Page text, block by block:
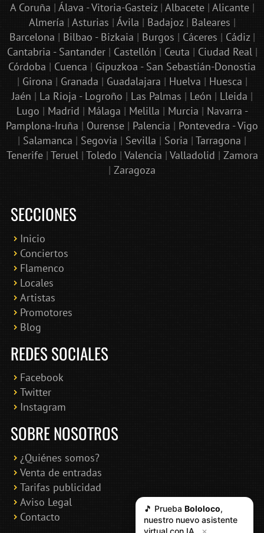
A Coruña | Álava - Vitoria-Gasteiz| Albacete| Alicante|
Almería | Asturias | Ávila | Badajoz| Baleares |
Barcelona | Bilbao - Bizkaia | Burgos | Cáceres | Cádiz|
Cantabria - Santander| Castellón | Ceuta | Ciudad Real|
Córdoba | Cuenca | Gipuzkoa - San Sebastián-Donostia
| Girona | Granada | Guadalajara | Huelva | Huesca |
Jaén | La Rioja - Logroño | Las Palmas | León | Lleida |
Lugo | Madrid | Málaga | Melilla | Murcia | Navarra -
Pamplona-Iruña | Ourense | Palencia | Pontevedra - Vigo
| Salamanca | Segovia | Sevilla | Soria | Tarragona |
Tenerife| Teruel| Toledo | Valencia | Valladolid | Zamora
| Zaragoza
SECCIONES
Inicio
Conciertos
Flamenco
Locales
Artistas
Promotores
Blog
REDES SOCIALES
Facebook
Twitter
Instagram
SOBRE NOSOTROS
¿Quiénes somos?
Venta de entradas
Tarifas publicidad
Aviso Legal
Contacto
🎵 Prueba Bololoco,
nuestro nuevo asistente
virtual con IA